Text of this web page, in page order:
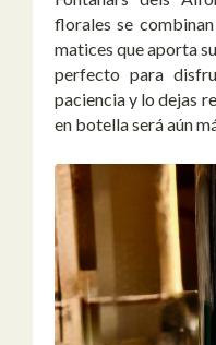
florales se
matices que aporta
perfecto para
paciencia y lo dejas
en botella será aún